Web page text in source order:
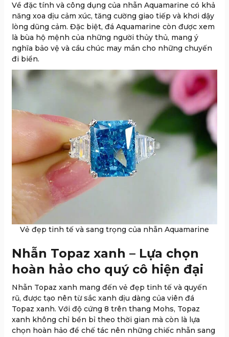
Về đặc tính và công dụng của nhẫn Aquamarine có khả
năng xoa dịu cảm xúc, tăng cường giao tiếp và khơi dậy
lòng dũng cảm. Đặc biệt, đá Aquamarine còn được xem
là bùa hộ mệnh của những người thủy thủ, mang ý
nghĩa bảo vệ và cầu chúc may mắn cho những chuyến
đi biển.
Vẻ đẹp tinh tế và sang trọng của nhẫn Aquamarine
Nhẫn Topaz xanh – Lựa chọn
hoàn hảo cho quý cô hiện đại
Nhẫn Topaz xanh mang đến vẻ đẹp tinh tế và quyến
rũ, được tạo nên từ sắc xanh dịu dàng của viên đá
Topaz xanh. Với độ cứng 8 trên thang Mohs, Topaz
xanh không chỉ bền bỉ theo thời gian mà còn là lựa
chọn hoàn hảo để chế tác nên những chiếc nhẫn sang